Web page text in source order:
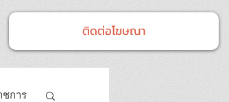
ติดต่อโฆษณา
ชการ